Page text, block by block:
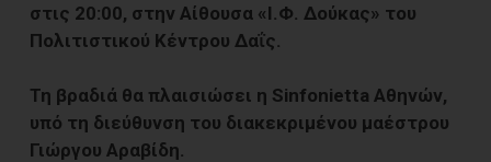
στις 20:00, στην Αίθουσα «Ι.Φ. Δούκας» του
Πολιτιστικού Κέντρου Δαΐς.
Τη βραδιά θα πλαισιώσει η Sinfonietta Αθηνών,
υπό τη διεύθυνση του διακεκριμένου μαέστρου
Γιώργου Αραβίδη.